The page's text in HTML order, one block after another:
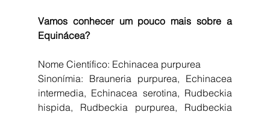
Vamos conhecer um pouco mais sobre a
Equinácea?
Nome Científico: Echinacea purpurea
Sinonímia: Brauneria purpurea, Echinacea
intermedia, Echinacea serotina, Rudbeckia
hispida, Rudbeckia purpurea, Rudbeckia